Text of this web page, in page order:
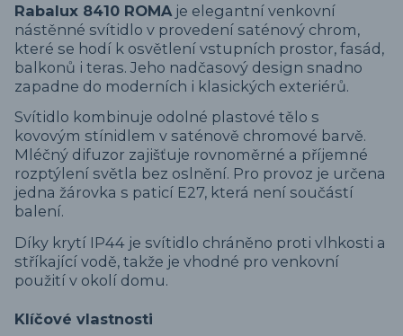
Rabalux 8410 ROMA je elegantní venkovní
nástěnné svítidlo v provedení saténový chrom,
které se hodí k osvětlení vstupních prostor, fasád,
balkonů i teras. Jeho nadčasový design snadno
zapadne do moderních i klasických exteriérů.
Svítidlo kombinuje odolné plastové tělo s
kovovým stínidlem v saténově chromové barvě.
Mléčný difuzor zajišťuje rovnoměrné a příjemné
rozptýlení světla bez oslnění. Pro provoz je určena
jedna žárovka s paticí E27, která není součástí
balení.
Díky krytí IP44 je svítidlo chráněno proti vlhkosti a
stříkající vodě, takže je vhodné pro venkovní
použití v okolí domu.
Klíčové vlastnosti